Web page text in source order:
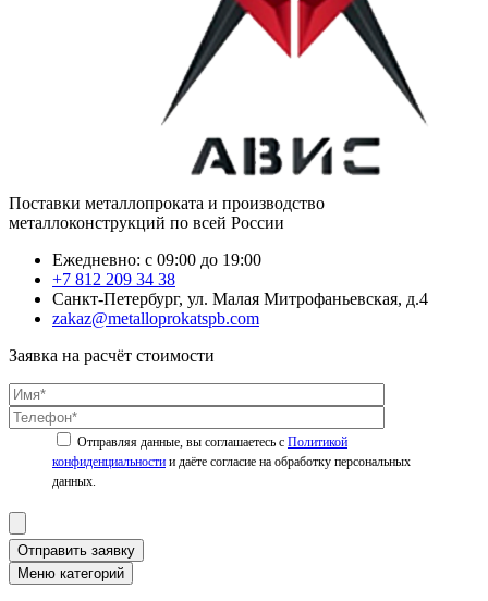
Поставки металлопроката и производство
металлоконструкций по всей России
Ежедневно: с 09:00 до 19:00
+7 812 209 34 38
Санкт-Петербург, ул. Малая Митрофаньевская, д.4
zakaz@metalloprokatspb.com
Заявка на расчёт стоимости
Политикой
конфиденциальности
Отправить заявку
Меню категорий